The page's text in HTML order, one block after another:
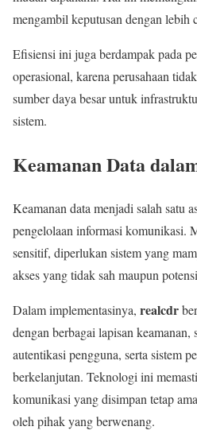
mengambil keputusan dengan lebih
Efisiensi ini juga berdampak pada
operasional, karena perusahaan
sumber daya besar untuk
sistem.
Keamanan Data
Keamanan data menjadi salah satu
pengelolaan informasi komunikasi.
sensitif, diperlukan sistem yang
akses yang tidak sah maupun
Dalam implementasinya, realcdr
dengan berbagai lapisan keamanan,
autentikasi pengguna, serta sistem
berkelanjutan. Teknologi ini
komunikasi yang disimpan tetap
oleh pihak yang berwenang.